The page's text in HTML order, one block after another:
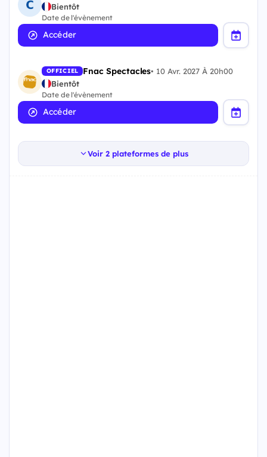
Bientôt
Date de l'évènement
Accéder
OFFICIEL Fnac Spectacles• 10 Avr. 2027 À 20h00
Bientôt
Date de l'évènement
Accéder
Voir 2 plateformes de plus